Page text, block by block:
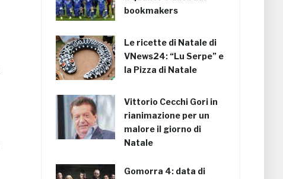
bookmakers
Le ricette di Natale di
VNews24: “Lu Serpe” e
la Pizza di Natale
Vittorio Cecchi Gori in
rianimazione per un
malore il giorno di
Natale
Gomorra 4: data di